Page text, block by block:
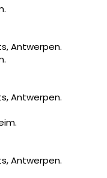
Antwerpen.
Antwerpen.
Antwerpen.